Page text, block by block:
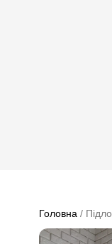
Головна